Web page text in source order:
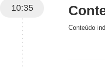
10:35
Conteúdo